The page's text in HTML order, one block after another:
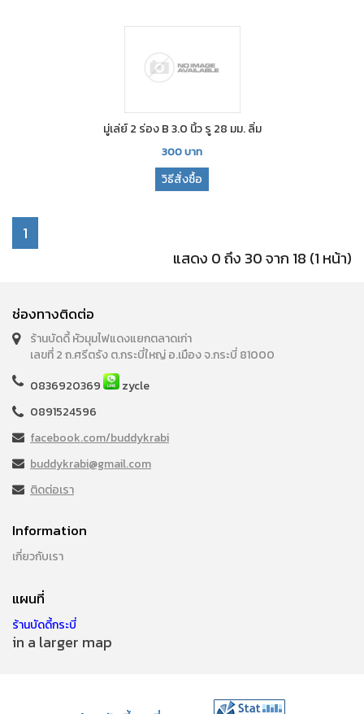
มู่เล่ย์ 2 ร่อง B 3.0 นิ้ว รู 28 มม. ลิ่ม
300บาท
วิธีสั่งซื้อ
1
แสดง 0 ถึง 30 จาก 18 (1 หน้า)
ช่องทางติดต่อ
ร้านบัดดี้ หัวมุมไฟแดงแยกตลาดเก่า
เลขที่ 2 ถ.ศรีตรัง ต.กระบี่ใหญ่ อ.เมือง จ.กระบี่ 81000
0836920369
zycle
0891524596
facebook.com/buddykrabi
buddykrabi@gmail.com
ติดต่อเรา
Information
เกี่ยวกับเรา
แผนที่
ร้านบัดดี้กระบี่
in a larger map